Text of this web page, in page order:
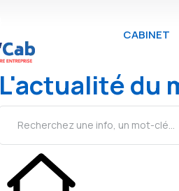
CABINET
L'actualité du